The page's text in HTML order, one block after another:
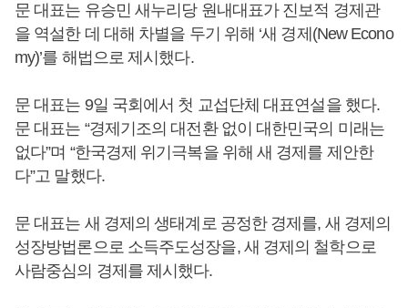
문 대표는 유승민 새누리당 원내대표가 진보적 경제관
을 역설한 데 대해 차별을 두기 위해 ‘새 경제(New Econo
my)’를 해법으로 제시했다.
문 대표는 9일 국회에서 첫 교섭단체 대표연설을 했다.
문 대표는 “경제기조의 대전환 없이 대한민국의 미래는
없다”며 “한국경제 위기극복을 위해 새 경제를 제안한
다”고 말했다.
문 대표는 새 경제의 생태계로 공정한 경제를, 새 경제의
성장방법론으로 소득주도성장을, 새 경제의 철학으로
사람중심의 경제를 제시했다.